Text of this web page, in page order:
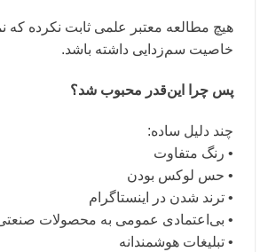
هیچ مطالعه معتبر علمی ثابت نکرده
خاصیت سم‌زدایی داشته باشد.
پس چرا این‌قدر محبوب شد؟
چند دلیل ساده:
• رنگ متفاوت
• حس لوکس بودن
• ترند شدن در اینستاگرام
• بی‌اعتمادی عمومی به محصولات
• تبلیغات هوشمندانه